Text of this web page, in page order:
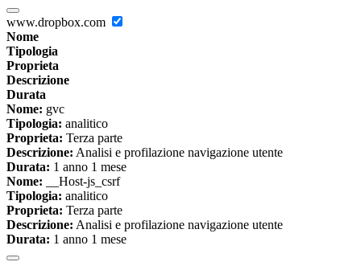
www.dropbox.com
Nome
Tipologia
Proprieta
Descrizione
Durata
Nome: gvc
Tipologia: analitico
Proprieta: Terza parte
Descrizione: Analisi e profilazione navigazione utente
Durata: 1 anno 1 mese
Nome: __Host-js_csrf
Tipologia: analitico
Proprieta: Terza parte
Descrizione: Analisi e profilazione navigazione utente
Durata: 1 anno 1 mese